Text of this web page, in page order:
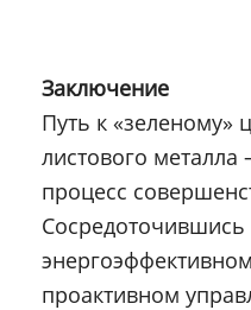
Заключение
Путь к «зеленому»
листового
процесс
Сосредоточившись
проактивном